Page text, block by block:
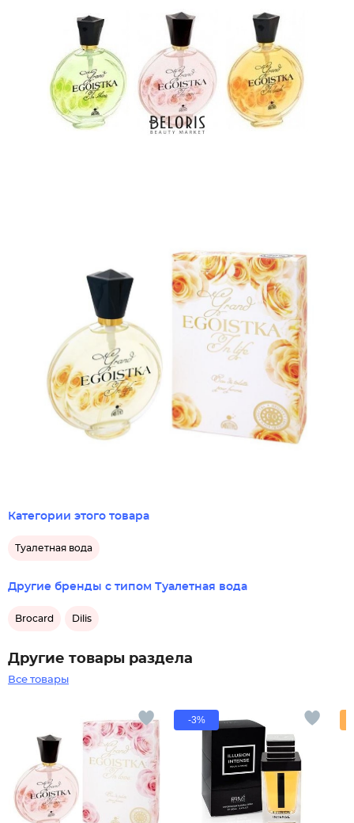
Категории этого товара
Туалетная вода
Другие бренды с типом Туалетная вода
Brocard Dilis
Другие товары раздела
Все товары
-3%